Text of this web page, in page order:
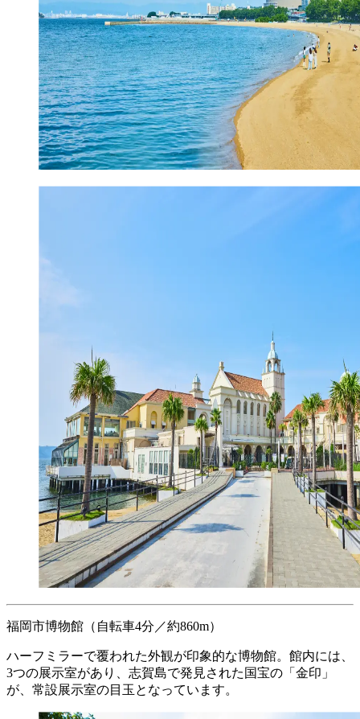
福岡市博物館 （自転車4分／約860m）
ハーフミラーで覆われた外観が印象的な博物館。館内には、
3つの展示室があり、志賀島で発見された国宝の「金印」
が、常設展示室の目玉となっています。